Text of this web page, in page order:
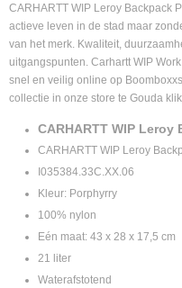
Supplier product code
I035384.33C.XX.06
CARHARTT WIP Leroy Backpack
actieve leven in de stad maar
van het merk. Kwaliteit,
uitgangspunten. Carhartt WIP
snel en veilig online op
collectie in onze store te Gouda klik
CARHARTT WIP
CARHARTT WIP Leroy
I035384.33C.XX.06
Kleur: Porphyrry
100% nylon
Eén maat: 43 x 28 x 17,5 cm
21 liter
Waterafstotend